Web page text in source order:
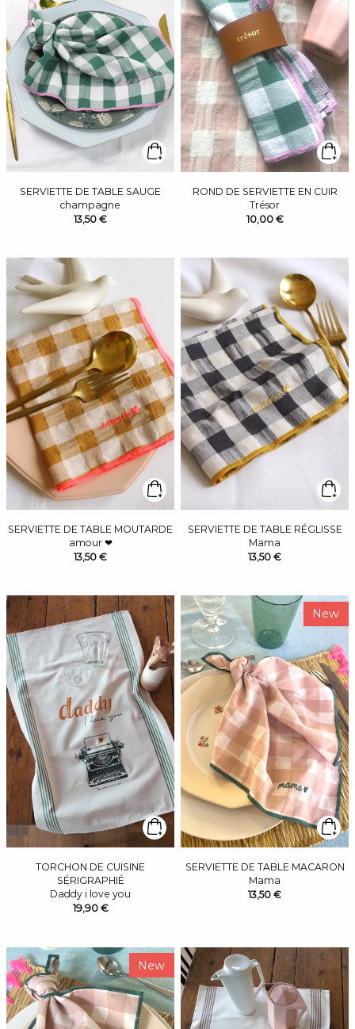
SERVIETTE DE TABLE SAUGE
champagne
13,50 €
ROND DE SERVIETTE EN CUIR
Trésor
10,00 €
SERVIETTE DE TABLE MOUTARDE
amour ❤
13,50 €
SERVIETTE DE TABLE RÉGLISSE
Mama
13,50 €
TORCHON DE CUISINE
SÉRIGRAPHIÉ
Daddy i love you
19,90 €
SERVIETTE DE TABLE MACARON
Mama
13,50 €
New
New